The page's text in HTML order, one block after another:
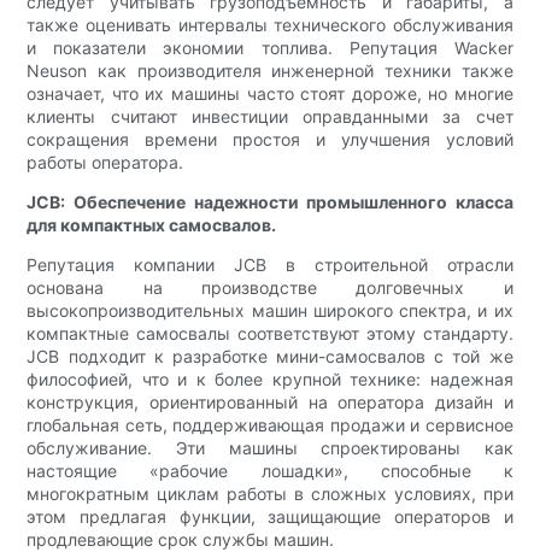
также оценивать интервалы технического обслуживания
и показатели экономии топлива. Репутация Wacker
Neuson как производителя инженерной техники также
означает, что их машины часто стоят дороже, но многие
клиенты считают инвестиции оправданными за счет
сокращения времени простоя и улучшения условий
работы оператора.
JCB: Обеспечение надежности промышленного класса
для компактных самосвалов.
Репутация компании JCB в строительной отрасли
основана на производстве долговечных и
высокопроизводительных машин широкого спектра, и их
компактные самосвалы соответствуют этому стандарту.
JCB подходит к разработке мини-самосвалов с той же
философией, что и к более крупной технике: надежная
конструкция, ориентированный на оператора дизайн и
глобальная сеть, поддерживающая продажи и сервисное
обслуживание. Эти машины спроектированы как
настоящие «рабочие лошадки», способные к
многократным циклам работы в сложных условиях, при
этом предлагая функции, защищающие операторов и
продлевающие срок службы машин.